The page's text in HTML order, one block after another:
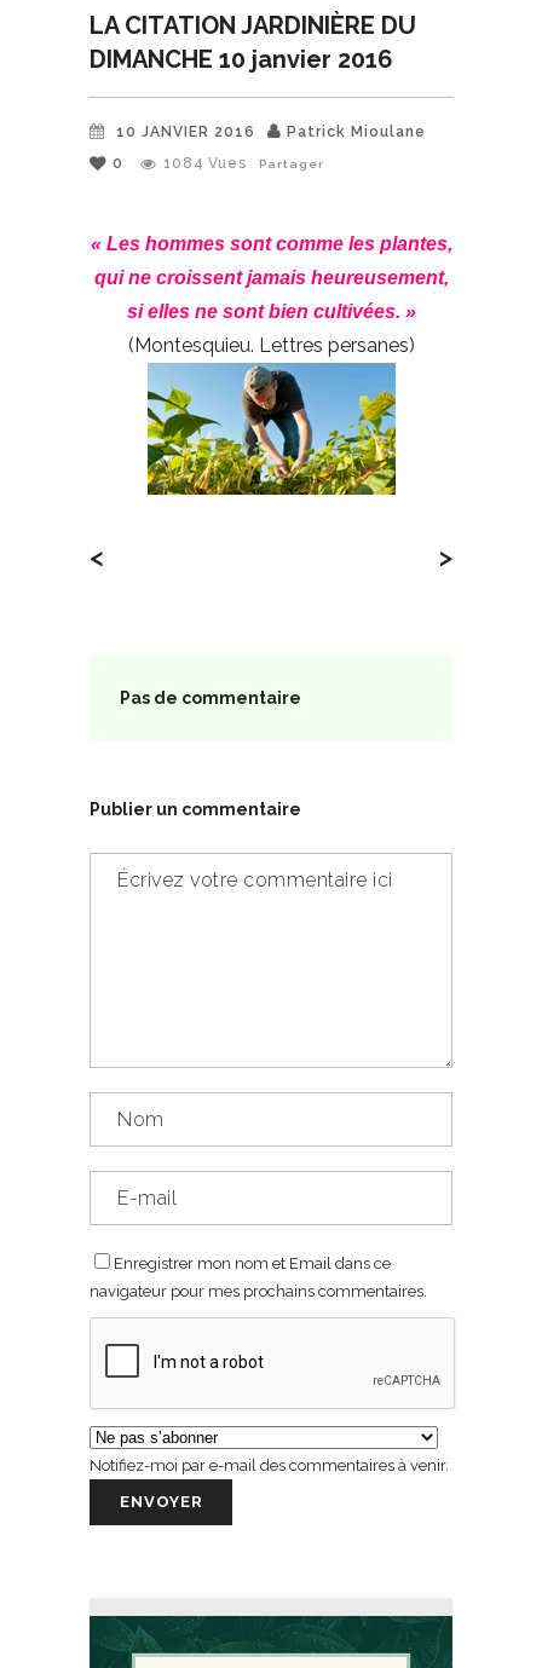
LA CITATION JARDINIÈRE DU
DIMANCHE 10 janvier 2016
10 JANVIER 2016
Patrick Mioulane
0
1084 Vues Partager
« Les hommes sont comme les plantes,
qui ne croissent jamais heureusement,
si elles ne sont bien cultivées. »
(Montesquieu. Lettres persanes)
< >
Pas de commentaire
Publier un commentaire
Enregistrer mon nom et Email dans ce
navigateur pour mes prochains commentaires.
Notifiez-moi par e-mail des commentaires à venir.